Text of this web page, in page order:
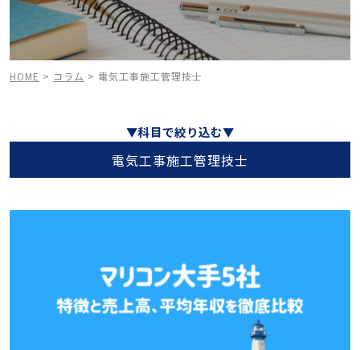
HOME > コラム > 電気工事施工管理技士
▼科目で絞り込む▼
電気工事施工管理技士